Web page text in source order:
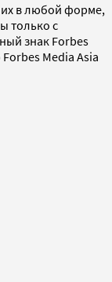
их в любой форме,
только с
знак Forbes
Media Asia